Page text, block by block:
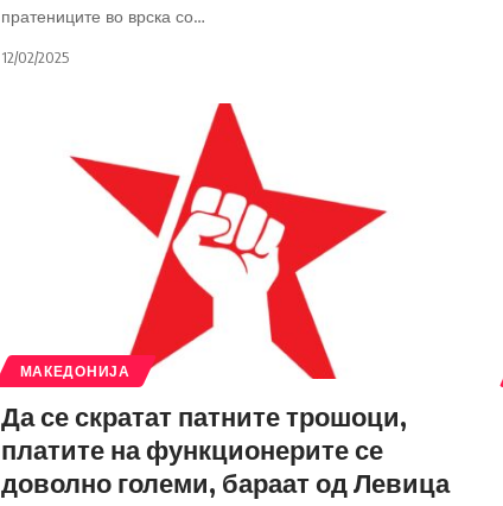
пратениците во врска со…
12/02/2025
МАКЕДОНИЈА
Да се скратат патните трошоци,
платите на функционерите се
доволно големи, бараат од Левица